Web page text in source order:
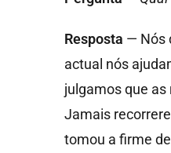
Resposta — Nós
actual nós
julgamos que
Jamais
tomou a firme